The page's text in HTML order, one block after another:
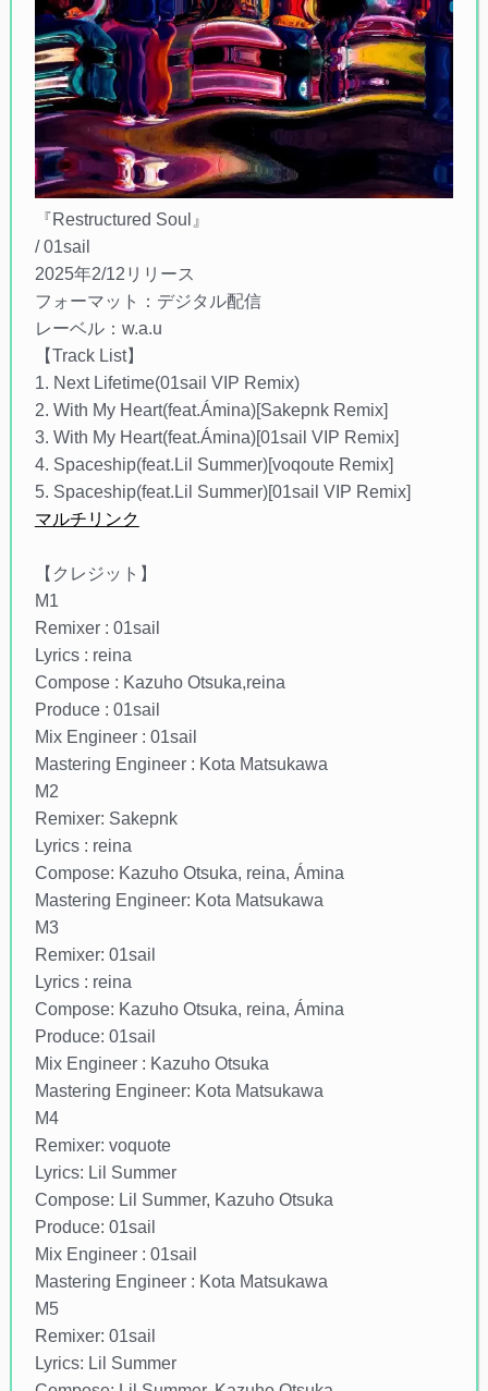
『Restructured Soul』
/ 01sail
2025年2/12リリース
フォーマット：デジタル配信
レーベル：w.a.u
【Track List】
1. Next Lifetime(01sail VIP Remix)
2. With My Heart(feat.Ámina)[Sakepnk Remix]
3. With My Heart(feat.Ámina)[01sail VIP Remix]
4. Spaceship(feat.Lil Summer)[voqoute Remix]
5. Spaceship(feat.Lil Summer)[01sail VIP Remix]
マルチリンク
【クレジット】
M1
Remixer : 01sail
Lyrics : reina
Compose : Kazuho Otsuka,reina
Produce : 01sail
Mix Engineer : 01sail
Mastering Engineer : Kota Matsukawa
M2
Remixer: Sakepnk
Lyrics : reina
Compose: Kazuho Otsuka, reina, Ámina
Mastering Engineer: Kota Matsukawa
M3
Remixer: 01sail
Lyrics : reina
Compose: Kazuho Otsuka, reina, Ámina
Produce: 01sail
Mix Engineer : Kazuho Otsuka
Mastering Engineer: Kota Matsukawa
M4
Remixer: voquote
Lyrics: Lil Summer
Compose: Lil Summer, Kazuho Otsuka
Produce: 01sail
Mix Engineer : 01sail
Mastering Engineer : Kota Matsukawa
M5
Remixer: 01sail
Lyrics: Lil Summer